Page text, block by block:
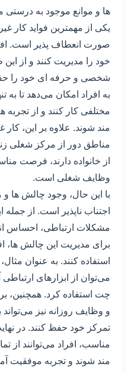
ها و موانع موجود به درستی
یکی از مهمترین فواید کار
صورت انعطاف پذیر است.
خود را مدیریت کنند و از
شخصی و حرفه ای خود را
به افراد امکان می‌دهد تا به
مختلفی کار کنند و از
مند شوند. علاوه بر این،
مناطق دور از مرکز شغلی
از خانواده دارند، فرصت
وظایف شغلی است.
با این حال، وجود چالش ها و
اجتناب ناپذیر است. از
مشکلات ارتباطی، احساس
برای مدیریت این چالش ها،
استفاده کنند. به عنوان
می‌توان از ابزارهای ارتباطی
چت استفاده کرد. همچنین،
و وظایف روزانه نیز می‌تواند
تمرکز خود حفظ کنند. در
مناسب، افراد می‌توانند از
مند شوند و تجربه موفقیت